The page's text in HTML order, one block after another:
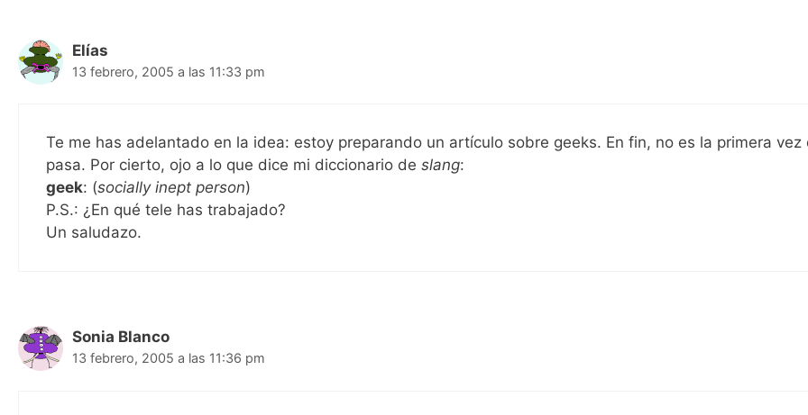
Elías
13 febrero, 2005 a las 11:33 pm
Te me has adelantado en la idea: estoy preparando un artículo sobre geeks. En fin, no es la primera vez
pasa. Por cierto, ojo a lo que dice mi diccionario de slang:
geek: (socially inept person)
P.S.: ¿En qué tele has trabajado?
Un saludazo.
Sonia Blanco
13 febrero, 2005 a las 11:36 pm